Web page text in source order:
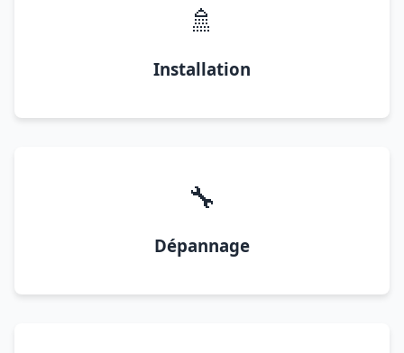
🚿
Installation
🔧
Dépannage